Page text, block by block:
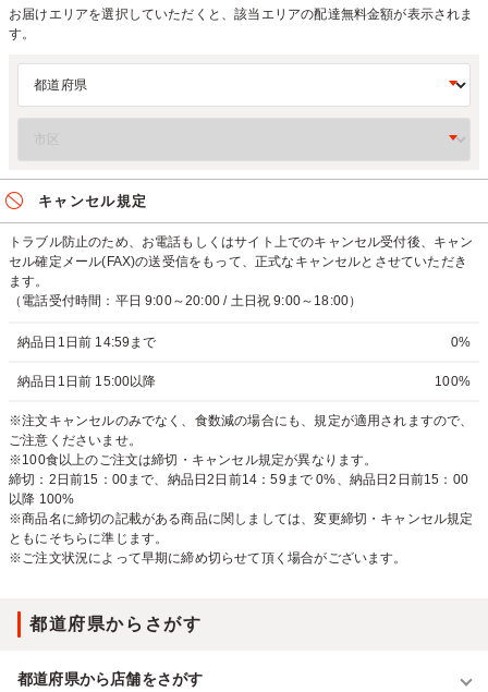
お届けエリアを選択していただくと、該当エリアの配達無料金額が表示されま
す。
キャンセル規定
トラブル防止のため、お電話もしくはサイト上でのキャンセル受付後、キャン
セル確定メール(FAX)の送受信をもって、正式なキャンセルとさせていただき
ます。
（電話受付時間：平日 9:00～20:00 / 土日祝 9:00～18:00）
納品日1日前 14:59まで 0%
納品日1日前 15:00以降 100%
※注文キャンセルのみでなく、食数減の場合にも、規定が適用されますので、
ご注意くださいませ。
※100食以上のご注文は締切・キャンセル規定が異なります。
締切：2日前15：00まで、納品日2日前14：59まで 0%、納品日2日前15：00
以降 100%
※商品名に締切の記載がある商品に関しましては、変更締切・キャンセル規定
ともにそちらに準じます。
※ご注文状況によって早期に締め切らせて頂く場合がございます。
都道府県からさがす
都道府県から店舗をさがす